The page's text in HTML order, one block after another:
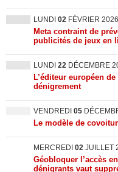
LUNDI 02 FÉVRIER 2026
Meta contraint de
publicités de jeux en
LUNDI 22 DÉCEMBRE
L’éditeur européen
dénigrement
VENDREDI 05
Le modèle de
MERCREDI 02 JUILLET
Géobloquer l’accès
dénigrants vaut